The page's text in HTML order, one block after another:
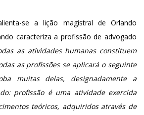
se a lição magistral de Orlando
caracteriza a profissão de advogado
as atividades humanas constituem
as profissões se aplicará o seguinte
muitas delas, designadamente a
profissão é uma atividade exercida
teóricos, adquiridos através de